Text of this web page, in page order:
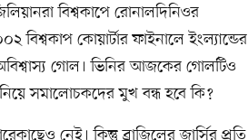
বিশ্বকাপে রোনালদিনিওর
কোয়ার্টার ফাইনালে ইংল্যান্ডের
গোল। ভিনির আজকের গোলটিও
সমালোচকদের মুখ বন্ধ হবে কি?